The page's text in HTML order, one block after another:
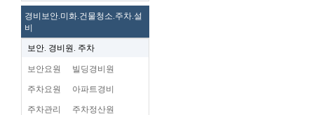
경비보안.미화.건물청소.주차.설
비
보안. 경비원. 주차
보안요원 빌딩경비원
주차요원 아파트경비
주차관리 주차정산원